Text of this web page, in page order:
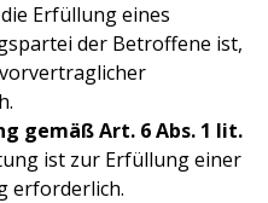
Erfüllung eines
der Betroffene ist,
gemäß Art. 6 Abs. 1 lit.
ist zur Erfüllung einer
erforderlich.